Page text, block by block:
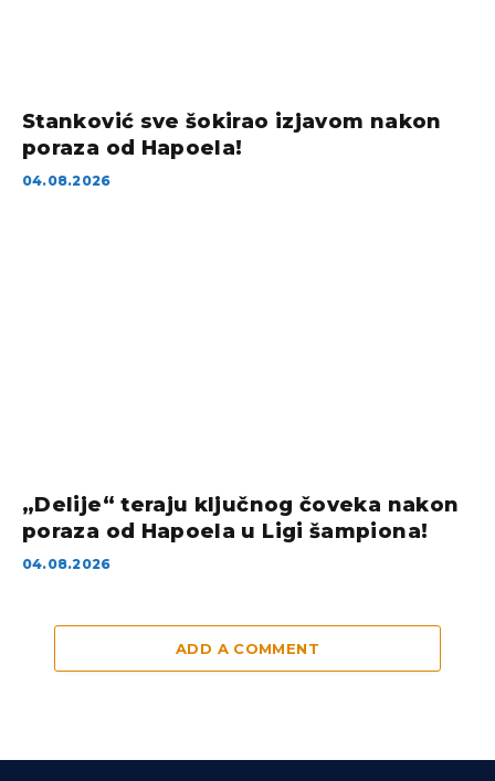
Stanković sve šokirao izjavom nakon
poraza od Hapoela!
04.08.2026
„Delije“ teraju ključnog čoveka nakon
poraza od Hapoela u Ligi šampiona!
04.08.2026
ADD A COMMENT